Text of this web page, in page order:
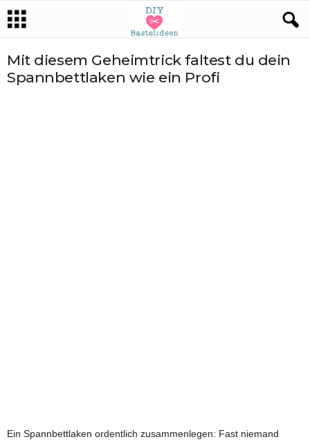
Mit diesem Geheimtrick faltest du dein
Spannbettlaken wie ein Profi
Ein Spannbettlaken ordentlich zusammenlegen: Fast niemand